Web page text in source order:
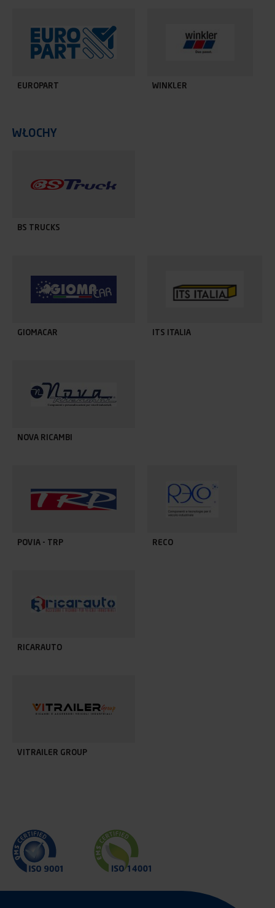
EUROPART WINKLER
WŁOCHY
BS TRUCKS
GIOMACAR ITS ITALIA
NOVA RICAMBI
POVIA - TRP RECO
RICARAUTO
VITRAILER GROUP